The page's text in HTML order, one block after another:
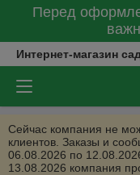
Перед
Интернет-магазин
Сейчас компания не
клиентов. Заказы и
06.08.2026 по
13.08.2026 компания